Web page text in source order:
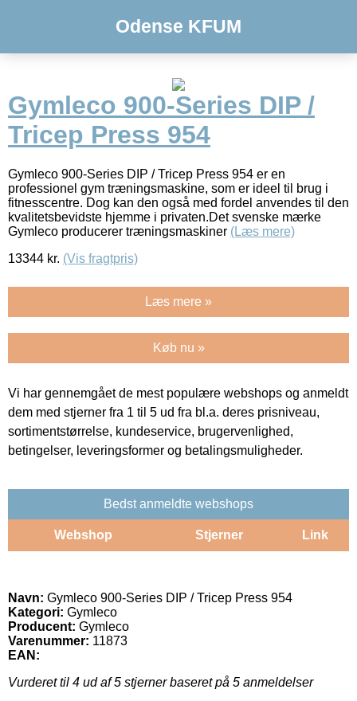
Odense KFUM
Gymleco 900-Series DIP /
Tricep Press 954
Gymleco 900-Series DIP / Tricep Press 954 er en
professionel gym træningsmaskine, som er ideel til brug i
fitnesscentre. Dog kan den også med fordel anvendes til den
kvalitetsbevidste hjemme i privaten.Det svenske mærke
Gymleco producerer træningsmaskiner (Læs mere)
13344 kr. (Vis fragtpris)
Læs mere »
Køb nu »
Vi har gennemgået de mest populære webshops og anmeldt
dem med stjerner fra 1 til 5 ud fra bl.a. deres prisniveau,
sortimentstørrelse, kundeservice, brugervenlighed,
betingelser, leveringsformer og betalingsmuligheder.
Bedst anmeldte webshops
Webshop Stjerner Link
Navn: Gymleco 900-Series DIP / Tricep Press 954
Kategori: Gymleco
Producent: Gymleco
Varenummer: 11873
EAN:
Vurderet til 4 ud af 5 stjerner baseret på 5 anmeldelser